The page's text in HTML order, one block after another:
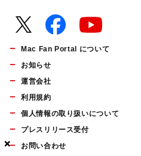
×
×
×
Mac Fan Portal について
お知らせ
運営会社
利用規約
個人情報の取り扱いについて
プレスリリース受付
お問い合わせ